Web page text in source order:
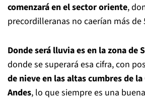
comenzará en el sector oriente,
precordilleranas no caerían más
Donde será lluvia es en la zona de
donde se superará esa cifra, con
de nieve en las altas cumbres de
Andes, lo que siempre es una